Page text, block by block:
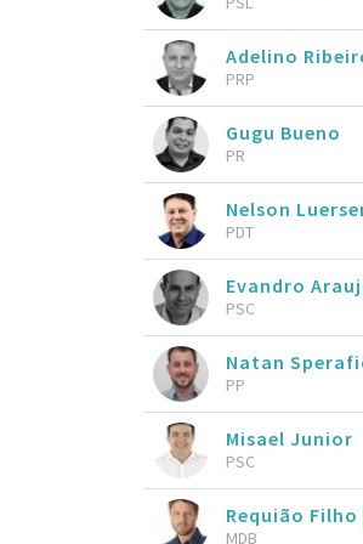
Adelino
PRP
Gugu Bueno
PR
Nelson
PDT
Evandro
PSC
Natan
PP
Misael Junior
PSC
Requião Filho
MDB